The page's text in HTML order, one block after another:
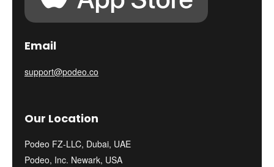
Email
support@podeo.co
Our Location
Podeo FZ-LLC, Dubai, UAE
Podeo, Inc. Newark, USA